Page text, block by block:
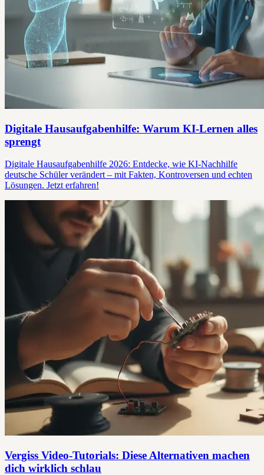
Digitale Hausaufgabenhilfe: Warum KI-Lernen alles
sprengt
Digitale Hausaufgabenhilfe 2026: Entdecke, wie KI-Nachhilfe
deutsche Schüler verändert – mit Fakten, Kontroversen und echten
Lösungen. Jetzt erfahren!
Vergiss Video-Tutorials: Diese Alternativen machen
dich wirklich schlau